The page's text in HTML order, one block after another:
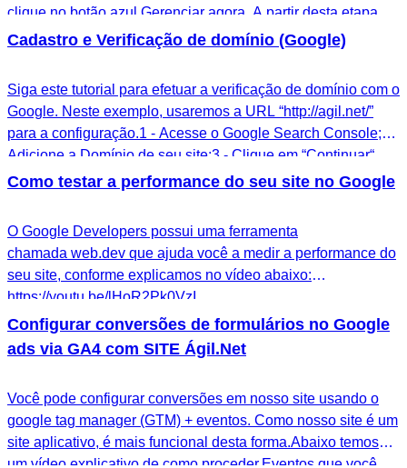
clique no botão azul Gerenciar agora. A partir desta etapa,
iremos começar a preencher as informações do seu negócio.
Cadastro e Verificação de domínio (Google)
Siga este tutorial para efetuar a verificação de domínio com o
Google. Neste exemplo, usaremos a URL “http://agil.net/”
para a configuração.1 - Acesse o Google Search Console;2 -
Adicione a Domínio de seu site;3 - Clique em “Continuar“
Automaticamente vai estar selecionada a opção TXT, neste
Como testar a performance do seu site no Google
O Google Developers possui uma ferramenta
chamada web.dev que ajuda você a medir a performance do
seu site, conforme explicamos no vídeo abaixo:
https://youtu.be/lHoR2Pk0VzI
Configurar conversões de formulários no Google
ads via GA4 com SITE Ágil.Net
Você pode configurar conversões em nosso site usando o
google tag manager (GTM) + eventos. Como nosso site é um
site aplicativo, é mais funcional desta forma.Abaixo temos
um vídeo explicativo de como proceder.Eventos que você